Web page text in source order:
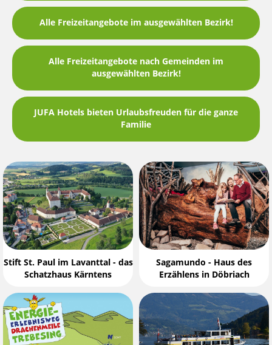
Alle Freizeitangebote im ausgewählten Bezirk!
Alle Freizeitangebote nach Gemeinden im
ausgewählten Bezirk!
JUFA Hotels bieten Urlaubsfreuden für die ganze
Familie
Stift St. Paul im Lavanttal - das
Schatzhaus Kärntens
Sagamundo - Haus des
Erzählens in Döbriach